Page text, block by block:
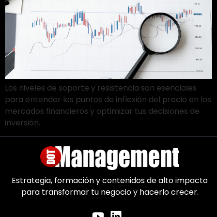
Los niveles de soporte y resistencia son esenciales
para entender los puntos de inflexión del precio en los
mercados financieros y optimizar tus decisiones de
inversión.
Estrategia, formación y contenidos de alto impacto
para transformar tu negocio y hacerlo crecer.